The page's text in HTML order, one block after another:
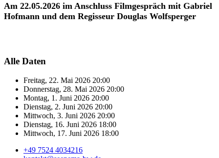
Am 22.05.2026 im Anschluss Filmgespräch mit Gabriel
Hofmann und dem Regisseur Douglas Wolfsperger
Alle Daten
Freitag, 22. Mai 2026 20:00
Donnerstag, 28. Mai 2026 20:00
Montag, 1. Juni 2026 20:00
Dienstag, 2. Juni 2026 20:00
Mittwoch, 3. Juni 2026 20:00
Dienstag, 16. Juni 2026 18:00
Mittwoch, 17. Juni 2026 18:00
+49 7524 4034216